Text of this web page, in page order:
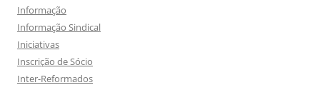
Informação
Informação Sindical
Iniciativas
Inscrição de Sócio
Inter-Reformados